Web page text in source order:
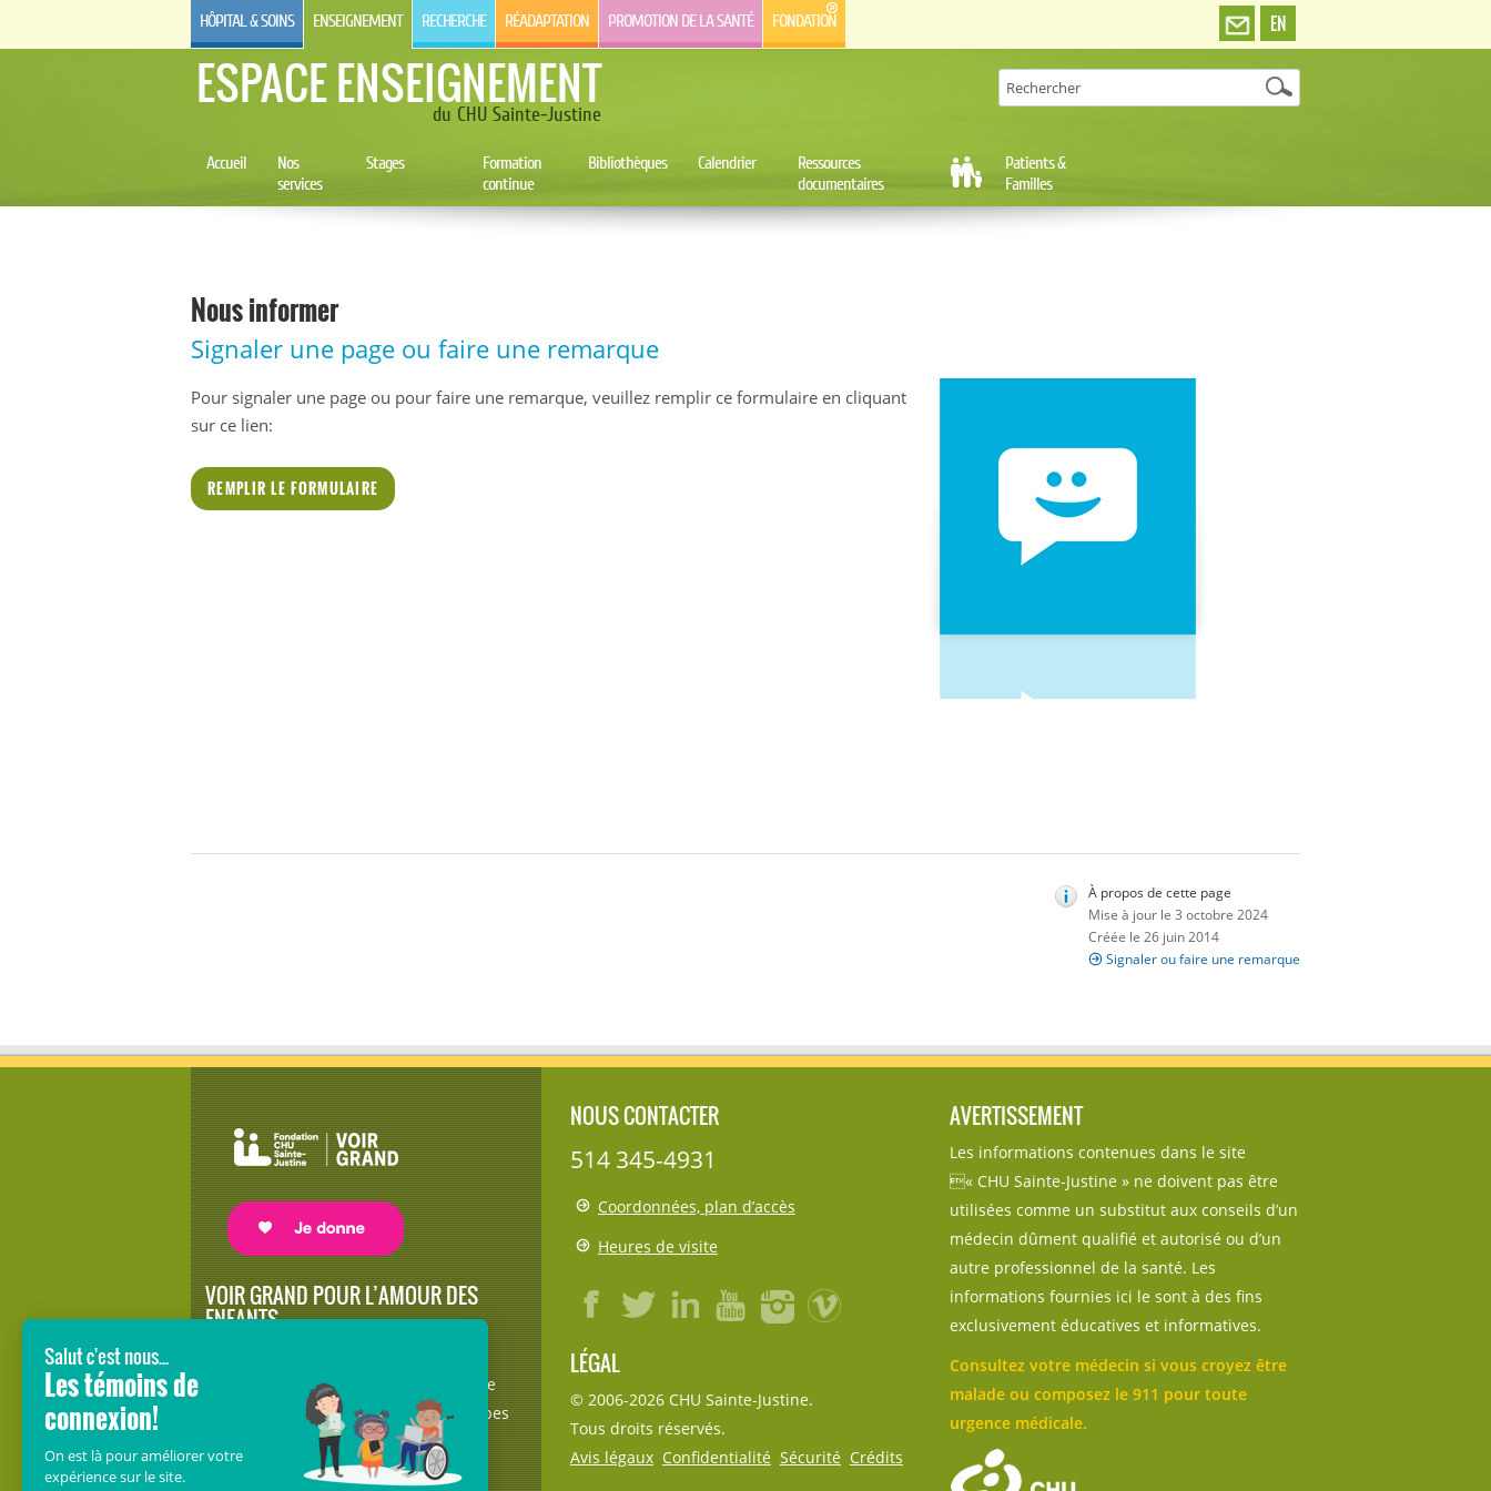
EN
HÔPITAL & SOINS ENSEIGNEMENT RECHERCHE RÉADAPTATION PROMOTION DE LA SANTÉ FONDATION
ESPACE ENSEIGNEMENT
du CHU Sainte-Justine
Accueil
Nos
services
Stages
Formation
continue
Bibliothèques Calendrier
Ressources
documentaires
Patients &
Familles
Nous informer
Signaler une page ou faire une remarque
Pour signaler une page ou pour faire une remarque, veuillez remplir ce formulaire en cliquant
sur ce lien:
REMPLIR LE FORMULAIRE
À propos de cette page
Mise à jour le 3 octobre 2024
Créée le 26 juin 2014
Signaler ou faire une remarque
VOIR GRAND POUR L’AMOUR DES
ENFANTS
vous au cœur de la campagne majeure
Voir Grand, nous conduisons les équipes
soignantes vers les opportunités de la
science et des nouvelles technologies
NOUS CONTACTER
514 345-4931
Coordonnées, plan d’accès
Heures de visite
LÉGAL
© 2006-2026CHU Sainte-Justine.
Tous droits réservés.
Avis légaux Confidentialité Sécurité Crédits
AVERTISSEMENT
Les informations contenues dans le site
« CHU Sainte-Justine » ne doivent pas être
utilisées comme un substitut aux conseils d’un
médecin dûment qualifié et autorisé ou d’un
autre professionnel de la santé. Les
informations fournies ici le sont à des fins
exclusivement éducatives et informatives.
Consultez votre médecin si vous croyez être
malade ou composez le 911 pour toute
urgence médicale.